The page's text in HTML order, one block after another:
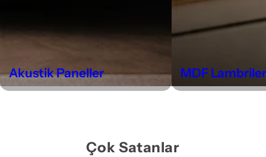
Akustik Paneller MDF Lambriler
Çok Satanlar